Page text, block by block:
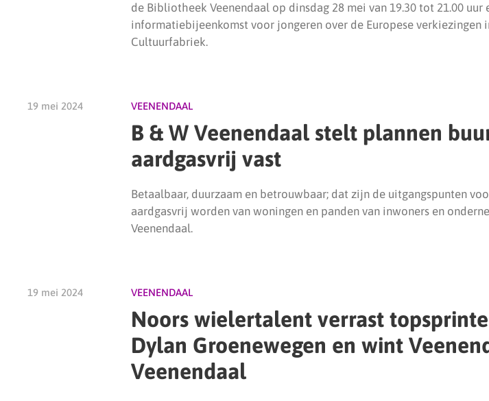
de Bibliotheek Veenendaal op dinsdag 28 mei van 19.30 tot 21.00 uur
informatiebijeenkomst voor jongeren over de Europese verkiezingen
Cultuurfabriek.
19 mei 2024 VEENENDAAL
B & W Veenendaal stelt plannen
aardgasvrij vast
Betaalbaar, duurzaam en betrouwbaar; dat zijn de uitgangspunten
aardgasvrij worden van woningen en panden van inwoners en
Veenendaal.
19 mei 2024 VEENENDAAL
Noors wielertalent verrast
Dylan Groenewegen en wint
Veenendaal